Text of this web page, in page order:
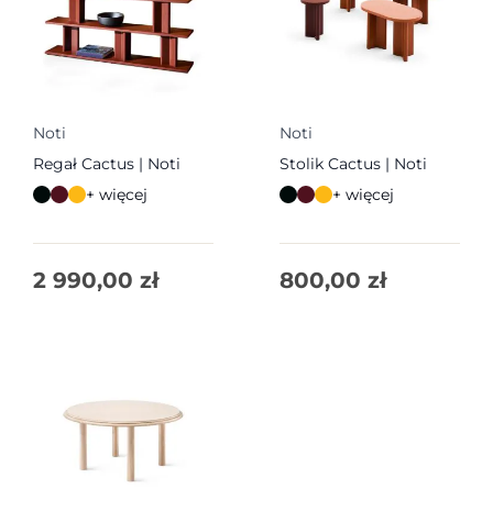
Noti
Regał Cactus | Noti
+ więcej
2 990,00 zł
Noti
Stolik Cactus | Noti
+ więcej
800,00 zł